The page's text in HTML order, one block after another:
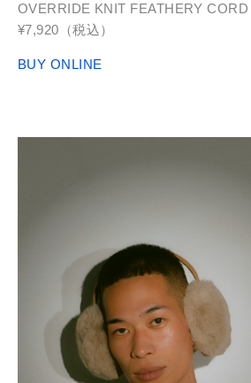
OVERRIDE KNIT FEATHERY
¥7,920（税込）
BUY ONLINE